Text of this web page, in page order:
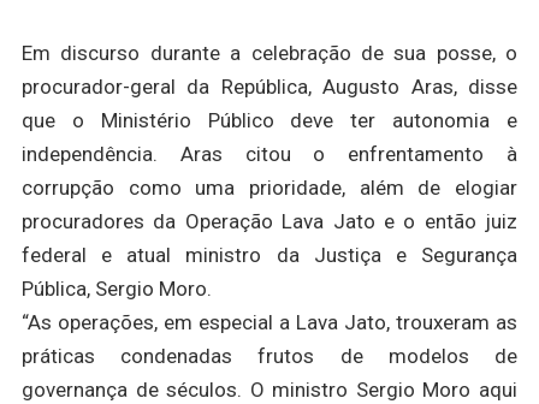
Em discurso durante a celebração de sua posse, o
procurador-geral da República, Augusto Aras, disse
que o Ministério Público deve ter autonomia e
independência. Aras citou o enfrentamento à
corrupção como uma prioridade, além de elogiar
procuradores da Operação Lava Jato e o então juiz
federal e atual ministro da Justiça e Segurança
Pública, Sergio Moro.
“As operações, em especial a Lava Jato, trouxeram as
práticas condenadas frutos de modelos de
governança de séculos. O ministro Sergio Moro aqui